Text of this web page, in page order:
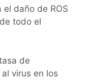
daño de ROS
todo el
de
virus en los